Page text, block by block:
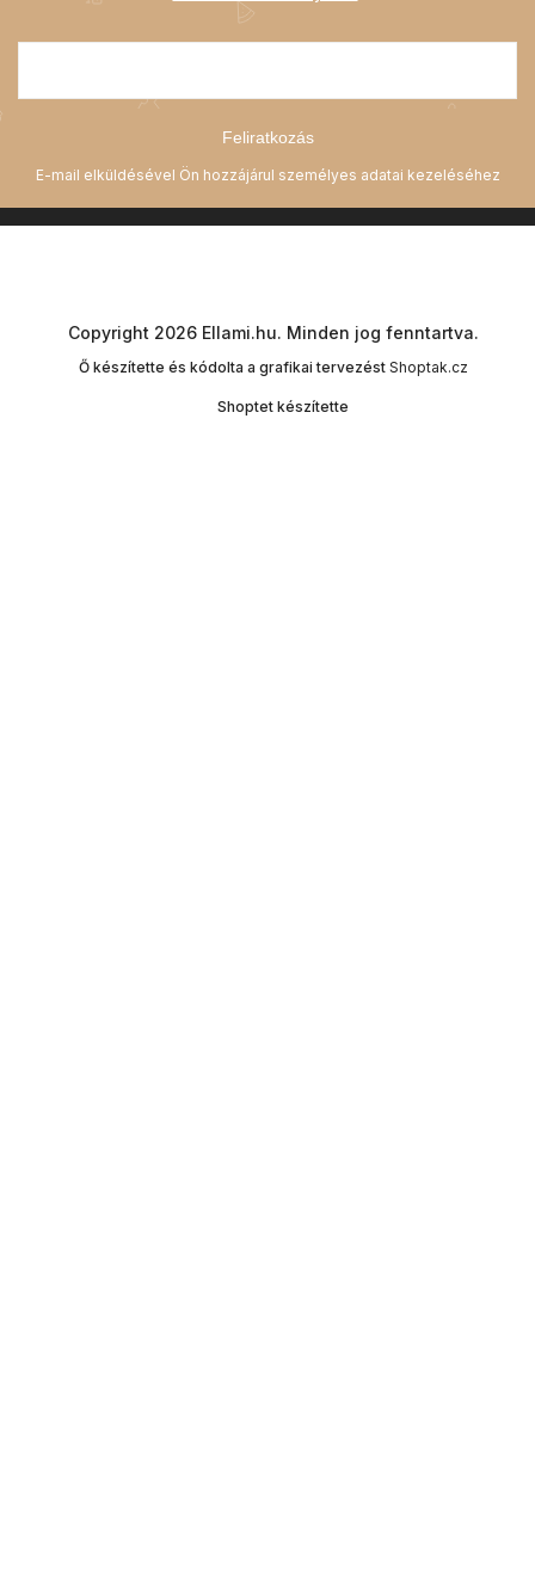
Feliratkozás
Shoptet készítette
Copyright 2026 Ellami.hu. Minden jog fenntartva.
Ő készítette és kódolta a grafikai tervezést Shoptak.cz